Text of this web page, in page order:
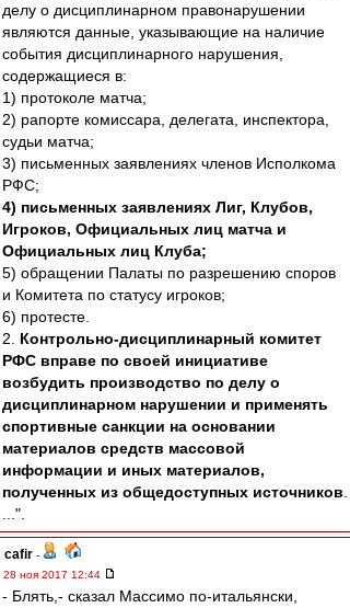
делу о дисциплинарном правонарушении
являются данные, указывающие на наличие
события дисциплинарного нарушения,
содержащиеся в:
1) протоколе матча;
2) рапорте комиссара, делегата, инспектора,
судьи матча;
3) письменных заявлениях членов Исполкома
РФС;
4) письменных заявлениях Лиг, Клубов,
Игроков, Официальных лиц матча и
Официальных лиц Клуба;
5) обращении Палаты по разрешению споров
и Комитета по статусу игроков;
6) протесте.
2.
Контрольно-дисциплинарный комитет
РФС вправе по своей инициативе
возбудить производство по делу о
дисциплинарном нарушении и применять
спортивные санкции на основании
материалов средств массовой
информации и иных материалов,
полученных из общедоступных источников
...".
cafir -
28 ноя 2017 12:44
- Блять,- сказал Массимо по-итальянски,